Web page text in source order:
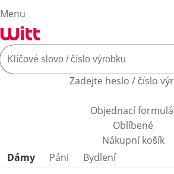
Menu
Zadejte heslo / číslo
Objednací
Oblíbené
Nákupní košík
Přeskočit kategorie produktů
Dámy Páni
Bydlení